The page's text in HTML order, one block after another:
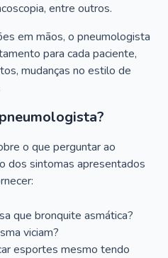
entre outros.
em mãos, o pneumologista
para cada paciente,
mudanças no estilo de
o que perguntar ao
dos sintomas apresentados
que bronquite asmática?
viciam?
esportes mesmo tendo